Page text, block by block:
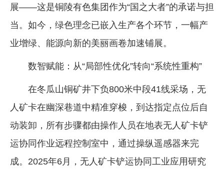
展——这是铜陵有色集团作为“国之大者”的承诺与担
当。如今，绿色理念已嵌入生产各个环节，一幅产
业增绿、能源向新的美丽画卷加速铺展。
数智赋能：从“局部性优化”转向“系统性重构”
在冬瓜山铜矿井下负800米中段41线采场，无
人矿卡在幽深巷道中精准穿梭，到达指定点位后自
动装卸，所有步骤都由操作人员在地表无人矿卡铲
运协同作业远程控制室中，通过操纵遥感器来完
成。2025年6月，无人矿卡铲运协同工业应用研究